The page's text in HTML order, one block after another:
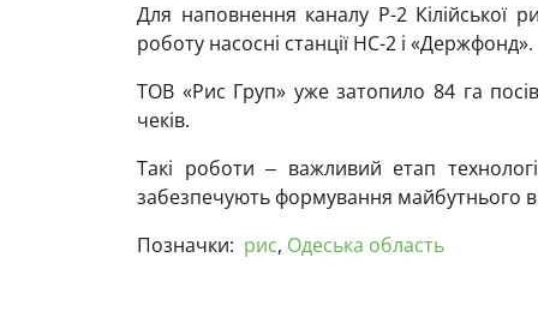
Для наповнення каналу Р-2 Кілійської
роботу насосні станції НС-2 і «Держфонд».
ТОВ «Рис Груп» уже затопило 84 га
чеків.
Такі роботи ‒ важливий етап
забезпечують формування майбутнього
Позначки: рис, Одеська область